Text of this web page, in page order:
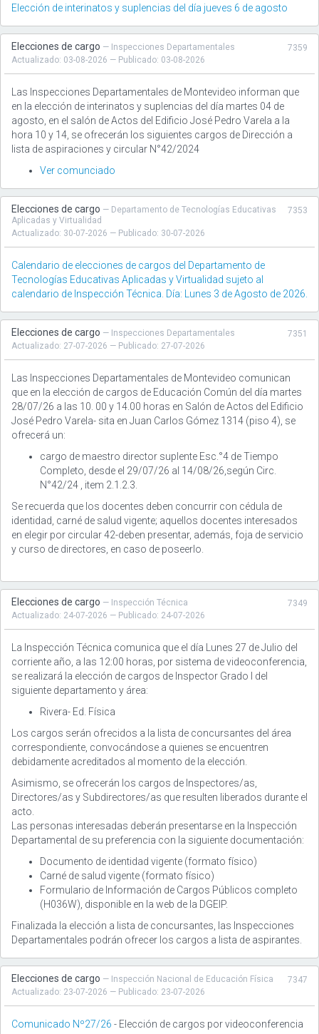
Elección de interinatos y suplencias del día jueves 6 de agosto
7359
Elecciones de cargo — Inspecciones Departamentales
Actualizado: 03-08-2026 — Publicado: 03-08-2026
Las Inspecciones Departamentales de Montevideo informan que
en la elección de interinatos y suplencias del día martes 04 de
agosto, en el salón de Actos del Edificio José Pedro Varela a la
hora 10 y 14, se ofrecerán los siguientes cargos de Dirección a
lista de aspiraciones y circular N°42/2024
Ver comunciado
7353
Elecciones de cargo — Departamento de Tecnologías Educativas
Aplicadas y Virtualidad
Actualizado: 30-07-2026 — Publicado: 30-07-2026
Calendario de elecciones de cargos del Departamento de
Tecnologías Educativas Aplicadas y Virtualidad sujeto al
calendario de Inspección Técnica. Día: Lunes 3 de Agosto de 2026.
7351
Elecciones de cargo — Inspecciones Departamentales
Actualizado: 27-07-2026 — Publicado: 27-07-2026
Las Inspecciones Departamentales de Montevideo comunican
que en la elección de cargos de Educación Común del día martes
28/07/26 a las 10. 00 y 14.00 horas en Salón de Actos del Edificio
José Pedro Varela- sita en Juan Carlos Gómez 1314 (piso 4), se
ofrecerá un:
cargo de maestro director suplente Esc.°4 de Tiempo
Completo, desde el 29/07/26 al 14/08/26,según Circ.
N°42/24 , item 2.1.2.3.
Se recuerda que los docentes deben concurrir con cédula de
identidad, carné de salud vigente; aquellos docentes interesados
en elegir por circular 42-deben presentar, además, foja de servicio
y curso de directores, en caso de poseerlo.
7349
Elecciones de cargo — Inspección Técnica
Actualizado: 24-07-2026 — Publicado: 24-07-2026
La Inspección Técnica comunica que el día Lunes 27 de Julio del
corriente año, a las 12:00 horas, por sistema de videoconferencia,
se realizará la elección de cargos de Inspector Grado I del
siguiente departamento y área:
Rivera- Ed. Física
Los cargos serán ofrecidos a la lista de concursantes del área
correspondiente, convocándose a quienes se encuentren
debidamente acreditados al momento de la elección.
Asimismo, se ofrecerán los cargos de Inspectores/as,
Directores/as y Subdirectores/as que resulten liberados durante el
acto.
Las personas interesadas deberán presentarse en la Inspección
Departamental de su preferencia con la siguiente documentación:
Documento de identidad vigente (formato físico)
Carné de salud vigente (formato físico)
Formulario de Información de Cargos Públicos completo
(H036W), disponible en la web de la DGEIP.
Finalizada la elección a lista de concursantes, las Inspecciones
Departamentales podrán ofrecer los cargos a lista de aspirantes.
7347
Elecciones de cargo — Inspección Nacional de Educación Física
Actualizado: 23-07-2026 — Publicado: 23-07-2026
Comunicado Nº27/26 - Elección de cargos por videoconferencia